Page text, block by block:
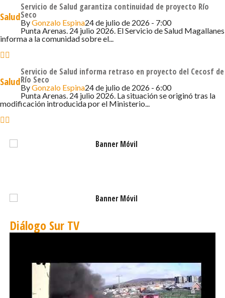
público y de la academia. Lo que viene ahora con la mesa
es poder crear un plan regional de cáncer, para ser
implementado en la región”.
reconocer que la temática del cáncer es transversal y
requiere el involucramiento de diversos sectores más allá
del ámbito sanitario. Asimismo, señaló que durante la
para fortalecer el trabajo en prevención, detección y
abordaje integral del cáncer.
cáncer, la identificación de recursos y brechas existentes,
que considere acciones de promoción de la salud,
prevención, pesquisa, tratamiento, rehabilitación y
La Mesa Regional Intersectorial de Cáncer se constituirá
como una instancia permanente de coordinación y
Salud
Servicio de Salud garantiza continuidad de proyecto Río
Seco
ByGonzalo Espina24 de julio de 2026 - 7:00
Punta Arenas. 24 julio 2026. El Servicio de Salud Magallanes
informa a la comunidad sobre el...
Salud
Servicio de Salud informa retraso en proyecto del Cecosf de
Río Seco
ByGonzalo Espina24 de julio de 2026 - 6:00
Punta Arenas. 24 julio 2026. La situación se originó tras la
modificación introducida por el Ministerio...
Diálogo Sur TV